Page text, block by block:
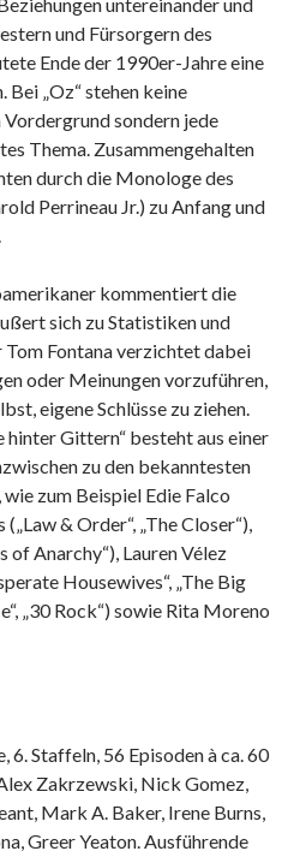
und Fürsorgern des
Ende der 1990er-Jahre eine
Bei „Oz“ stehen keine
sondern jede
Thema. Zusammengehalten
durch die Monologe des
Perrineau Jr.) zu Anfang und
kommentiert die
sich zu Statistiken und
Tom Fontana verzichtet dabei
oder Meinungen vorzuführen,
eigene Schlüsse zu ziehen.
hinter Gittern“ besteht aus einer
zu den bekanntesten
zum Beispiel Edie Falco
& Order“, „The Closer“),
of Anarchy“), Lauren Vélez
Housewives“, „The Big
„30 Rock“) sowie Rita Moreno
6. Staffeln, 56 Episoden à ca. 60
Zakrzewski, Nick Gomez,
Mark A. Baker, Irene Burns,
Greer Yeaton. Ausführende